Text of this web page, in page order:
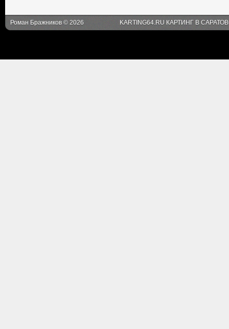
Роман Бражников © 2026 KARTING64.RU КАРТИНГ В